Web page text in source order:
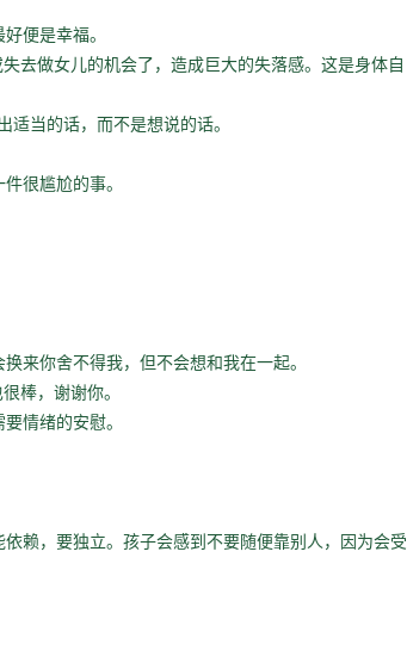
便是幸福。
去做女儿的机会了，造成巨大的失落感。这是身体自
适当的话，而不是想说的话。
很尴尬的事。
来你舍不得我，但不会想和我在一起。
棒，谢谢你。
情绪的安慰。
赖，要独立。孩子会感到不要随便靠别人，因为会受